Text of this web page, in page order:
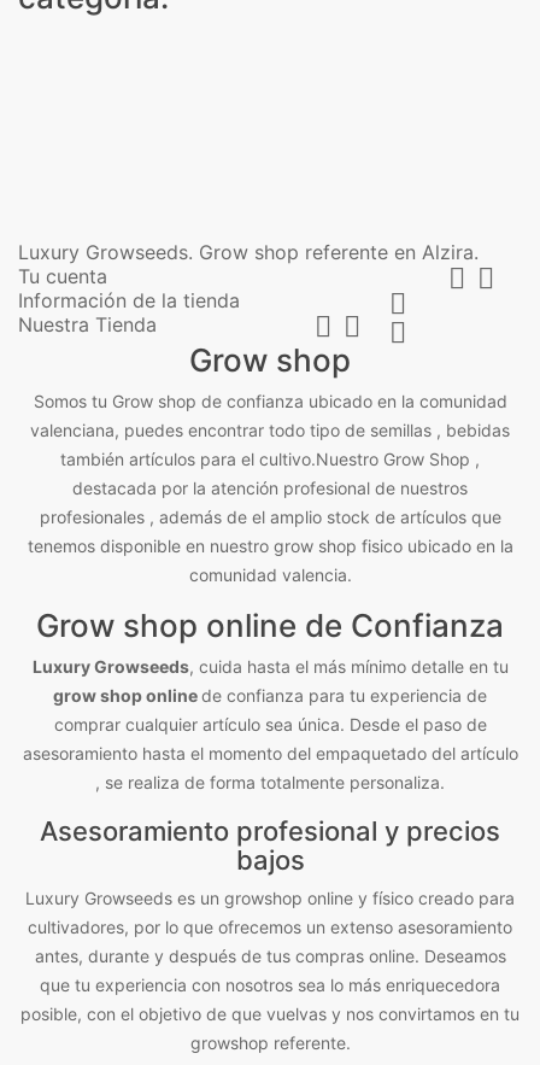
Luxury Growseeds. Grow shop referente en Alzira.
Tu cuenta
 
Información de la tienda


Nuestra Tienda  
Grow shop
Somos tu Grow shop de confianza ubicado en la comunidad
valenciana, puedes encontrar todo tipo de semillas , bebidas
también artículos para el cultivo.Nuestro Grow Shop ,
destacada por la atención profesional de nuestros
profesionales , además de el amplio stock de artículos que
tenemos disponible en nuestro grow shop fisico ubicado en la
comunidad valencia.
Grow shop online de Confianza
Luxury Growseeds, cuida hasta el más mínimo detalle en tu
grow shop onlinede confianza para tu experiencia de
comprar cualquier artículo sea única. Desde el paso de
asesoramiento hasta el momento del empaquetado del artículo
, se realiza de forma totalmente personaliza.
Asesoramiento profesional y precios
bajos
Luxury Growseeds es un growshop online y físico creado para
cultivadores, por lo que ofrecemos un extenso asesoramiento
antes, durante y después de tus compras online. Deseamos
que tu experiencia con nosotros sea lo más enriquecedora
posible, con el objetivo de que vuelvas y nos convirtamos en tu
growshop referente.